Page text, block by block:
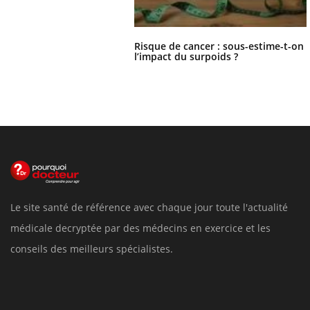
Risque de cancer : sous-estime-t-on
l’impact du surpoids ?
Le site santé de référence avec chaque jour toute l'actualité
médicale decryptée par des médecins en exercice et les
conseils des meilleurs spécialistes.